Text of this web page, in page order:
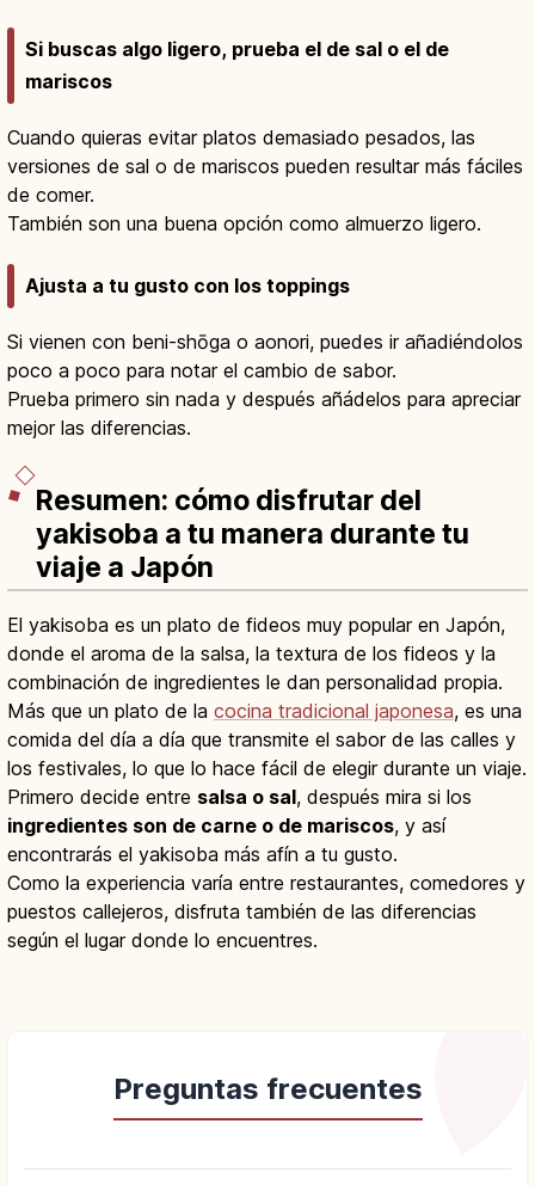
Si buscas algo ligero, prueba el de sal o el de
mariscos
Cuando quieras evitar platos demasiado pesados, las
versiones de sal o de mariscos pueden resultar más fáciles
de comer.
También son una buena opción como almuerzo ligero.
Ajusta a tu gusto con los toppings
Si vienen con beni-shōga o aonori, puedes ir añadiéndolos
poco a poco para notar el cambio de sabor.
Prueba primero sin nada y después añádelos para apreciar
mejor las diferencias.
Resumen: cómo disfrutar del
yakisoba a tu manera durante tu
viaje a Japón
El yakisoba es un plato de fideos muy popular en Japón,
donde el aroma de la salsa, la textura de los fideos y la
combinación de ingredientes le dan personalidad propia.
Más que un plato de la cocina tradicional japonesa, es una
comida del día a día que transmite el sabor de las calles y
los festivales, lo que lo hace fácil de elegir durante un viaje.
Primero decide entre salsa o sal, después mira si los
ingredientes son de carne o de mariscos, y así
encontrarás el yakisoba más afín a tu gusto.
Como la experiencia varía entre restaurantes, comedores y
puestos callejeros, disfruta también de las diferencias
según el lugar donde lo encuentres.
Preguntas frecuentes